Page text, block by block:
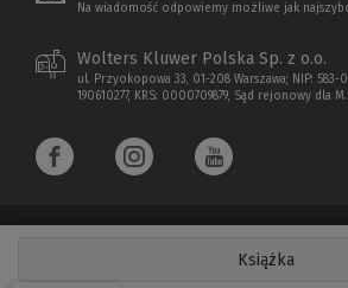
Książka
Na wiadomość odpowiemy możliwe jak
Wolters Kluwer Polska Sp. z o.o.
ul. Przyokopowa 33, 01-208 Warszawa; NIP: 583-
190610277, KRS: 0000709879, Sąd rejonowy dla